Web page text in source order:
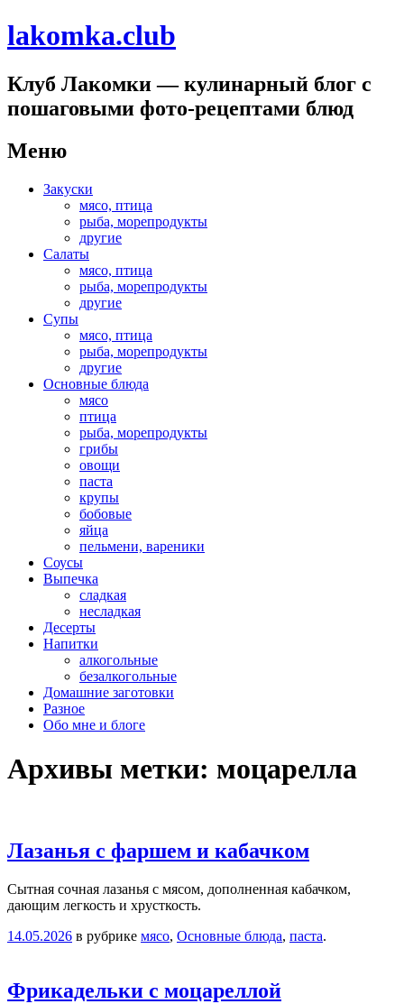
lakomka.club
Клуб Лакомки — кулинарный блог с
пошаговыми фото-рецептами блюд
Меню
Перейти
содержимому
Закуски
мясо, птица
рыба, морепродукты
другие
Салаты
мясо, птица
рыба, морепродукты
другие
Супы
мясо, птица
рыба, морепродукты
другие
Основные блюда
мясо
птица
рыба, морепродукты
грибы
овощи
паста
крупы
бобовые
яйца
пельмени, вареники
Соусы
Выпечка
сладкая
несладкая
Десерты
Напитки
алкогольные
безалкогольные
Домашние заготовки
Разное
Обо мне и блоге
Архивы метки: моцарелла
Лазанья с фаршем и кабачком
Сытная сочная лазанья с мясом, дополненная кабачком,
дающим легкость и хрусткость.
14.05.2026 в рубрике мясо, Основные блюда, паста.
Фрикадельки с моцареллой